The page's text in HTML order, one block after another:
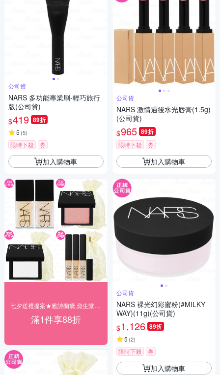
公司貨
NARS 多功能專業刷-輕巧旅行
版(公司貨)
$419 89折
5 (5)
限時下殺 券
加入購物車
滿1件享88折
公司貨
NARS 激情過後水光唇膏(1.5g)
(公司貨)
$965 89折
限時下殺 券
加入購物車
公司貨
NARS 裸光幻彩蜜粉(#MILKY
WAY)(11g)(公司貨)
$1,126 89折
5 (2)
限時下殺 券
加入購物車